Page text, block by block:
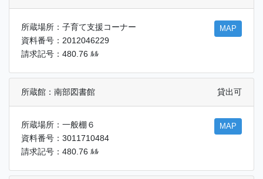
所蔵場所：子育て支援コーナー
資料番号：2012046229
請求記号：480.76 ﾙﾙ
MAP
所蔵館：南部図書館 貸出可
所蔵場所：一般棚６
資料番号：3011710484
請求記号：480.76 ﾙﾙ
MAP